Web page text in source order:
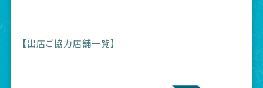
【出店ご協力店舗一覧】